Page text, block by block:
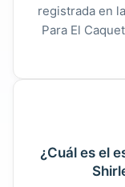
registrada en
Para El
¿Cuál es el